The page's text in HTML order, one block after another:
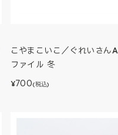
こやまこいこ／ぐれいさん
ファイル 冬
¥700(税込)